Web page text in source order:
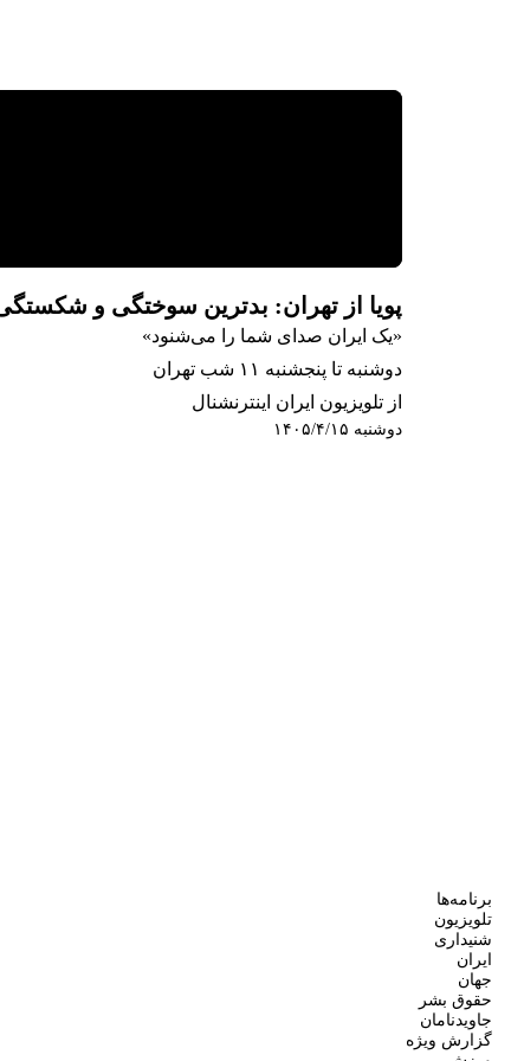
پویا از تهران: بدترین سوختگی و
«یک ایران صدای شما را می‌شنود»
دوشنبه تا پنجشنبه ۱۱ شب تهران
از تلویزیون ایران اینترنشنال
دوشنبه ۱۴۰۵/۴/۱۵
برنامه‌ها
تلویزیون
شنیداری
ایران
جهان
حقوق بشر
جاویدنامان
گزارش ویژه